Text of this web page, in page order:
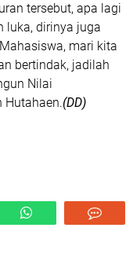
tersebut, apa lagi
luka, dirinya juga
mari kita
bertindak, jadilah
Nilai
Hutahaen.(DD)